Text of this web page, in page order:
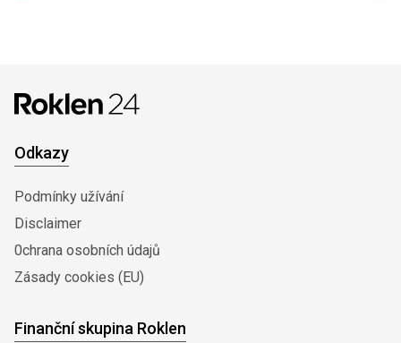
Odkazy
Podmínky užívání
Disclaimer
0chrana osobních údajů
Zásady cookies (EU)
Finanční skupina Roklen